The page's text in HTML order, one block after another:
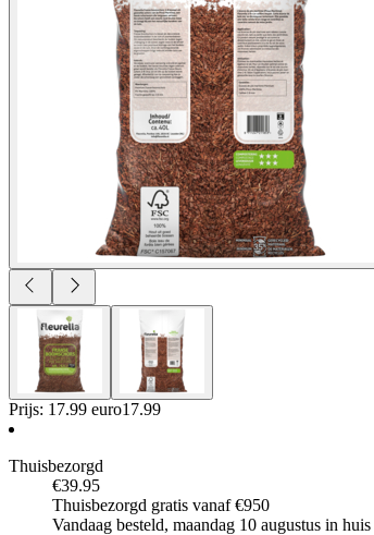
Prijs: 17.99 euro17.99
Thuisbezorgd
€39.95
Thuisbezorgd gratis vanaf €950
Vandaag besteld, maandag 10 augustus in huis